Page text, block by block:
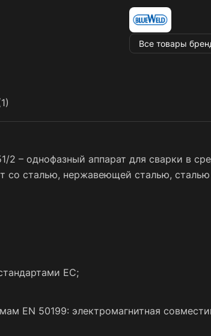
Возможность
Направляющий
Все товары
2 – однофазный аппарат для сварки в
со сталью, нержавеющей сталью,
ЕС;
EN 50199: электромагнитная